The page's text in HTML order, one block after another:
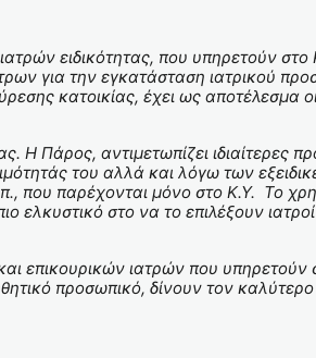
ειδικότητας, που υπηρετούν στο
για την εγκατάσταση ιατρικού
κατοικίας, έχει ως αποτέλεσμα οι
Η Πάρος, αντιμετωπίζει ιδιαίτερες
του αλλά και λόγω των
που παρέχονται μόνο στο Κ.Υ. Το
ελκυστικό στο να το επιλέξουν
επικουρικών ιατρών που υπηρετούν
προσωπικό, δίνουν τον